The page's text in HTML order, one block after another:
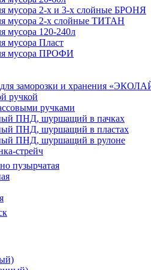
мусора 2-х и 3-х слойные БРОНЯ
мусора 2-х слойные ТИТАН
мусора 120-240л
мусора Пласт
мусора ПРОФИ
для заморозки и хранения
ручкой
ручками
ПНД, шуршащий в пачках
ПНД, шуршащий в пластах
ПНД, шуршащий в рулоне
стрейч
пузырчатая